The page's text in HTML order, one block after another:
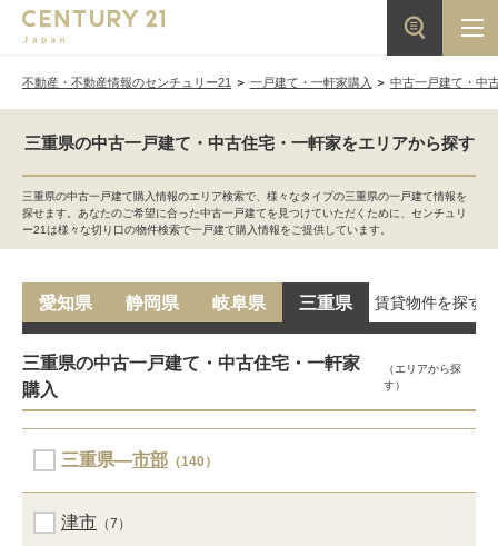
不動産・不動産情報のセンチュリー21 一戸建て・一軒家購入 中古一戸建て・中
三重県の中古一戸建て・中古住宅・一軒家をエリアから探す
三重県の中古一戸建て購入情報のエリア検索で、様々なタイプの三重県の一戸建て情報を
探せます。あなたのご希望に合った中古一戸建てを見つけていただくために、センチュリ
ー21は様々な切り口の物件検索で一戸建て購入情報をご提供しています。
愛知県 静岡県 岐阜県 三重県 賃貸物件を探す
三重県の中古一戸建て・中古住宅・一軒家
購入
（エリアから探
す）
三重県―市部 （140）
津市 （7）